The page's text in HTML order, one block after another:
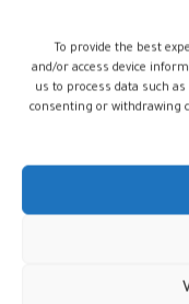
To provide the best
and/or access device
us to process data such
consenting or withdrawing
على